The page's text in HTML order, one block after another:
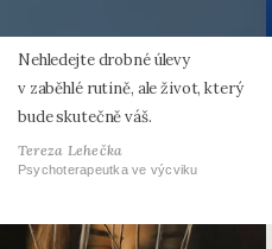
Nehledejte drobné úlevy
v zaběhlé rutině, ale život, který
bude skutečně váš.
Tereza Lehečka
Psychoterapeutka ve výcviku